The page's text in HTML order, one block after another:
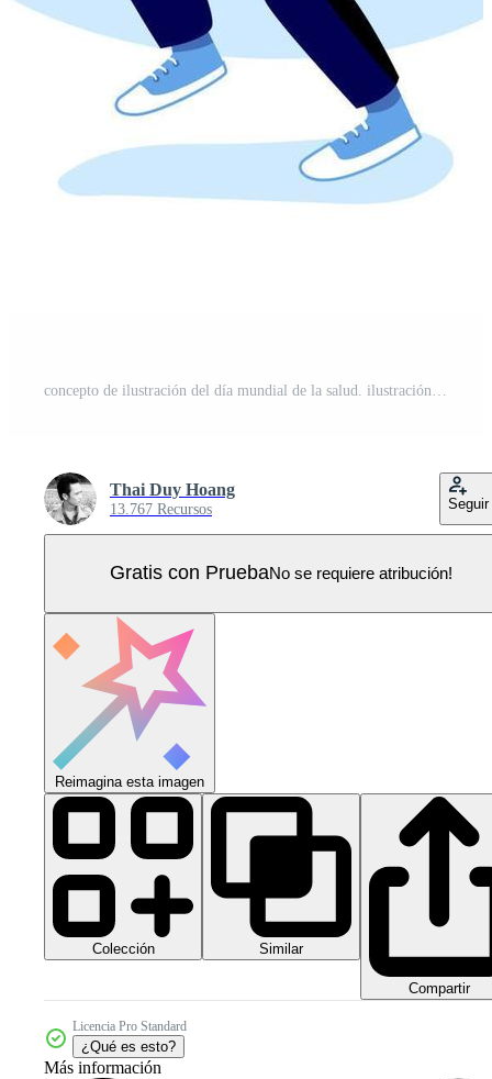
Thai Duy Hoang
13.767 Recursos Seguir
Gratis con PruebaNo se requiere atribución!
Reimagina esta imagen
Colección Similar
Compartir
Licencia Pro Standard
¿Qué es esto?
Más información